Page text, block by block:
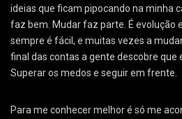
ideias que ficam pipocando na minha
faz bem. Mudar faz parte. É evolução
sempre é fácil, e muitas vezes a
final das contas a gente descobre que
Superar os medos e seguir em frente.
Para me conhecer melhor é só me